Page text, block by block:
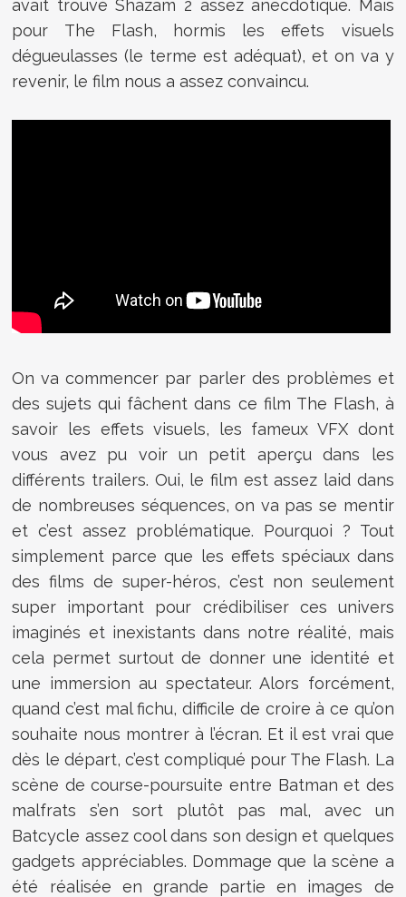
avait trouvé Shazam 2 assez anecdotique. Mais
pour The Flash, hormis les effets visuels
dégueulasses (le terme est adéquat), et on va y
revenir, le film nous a assez convaincu.
On va commencer par parler des problèmes et
des sujets qui fâchent dans ce film The Flash, à
savoir les effets visuels, les fameux VFX dont
vous avez pu voir un petit aperçu dans les
différents trailers. Oui, le film est assez laid dans
de nombreuses séquences, on va pas se mentir
et c’est assez problématique. Pourquoi ? Tout
simplement parce que les effets spéciaux dans
des films de super-héros, c’est non seulement
super important pour crédibiliser ces univers
imaginés et inexistants dans notre réalité, mais
cela permet surtout de donner une identité et
une immersion au spectateur. Alors forcément,
quand c’est mal fichu, difficile de croire à ce qu’on
souhaite nous montrer à l’écran. Et il est vrai que
dès le départ, c’est compliqué pour The Flash. La
scène de course-poursuite entre Batman et des
malfrats s’en sort plutôt pas mal, avec un
Batcycle assez cool dans son design et quelques
gadgets appréciables. Dommage que la scène a
été réalisée en grande partie en images de